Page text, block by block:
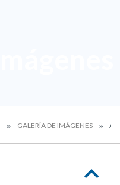
GALERÍA DE IMÁGENES